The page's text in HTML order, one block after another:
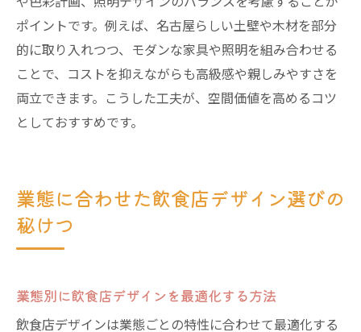
ポイントです。例えば、名古屋らしい土壁や木材を部分
的に取り入れつつ、モダンな家具や照明を組み合わせる
ことで、コストを抑えながらも高級感や親しみやすさを
両立できます。こうした工夫が、空間価値を高めるコツ
としておすすめです。
業態に合わせた飲食店デザイン選びの
秘けつ
業態別に飲食店デザインを最適化する方法
飲食店デザインは業態ごとの特性に合わせて最適化する